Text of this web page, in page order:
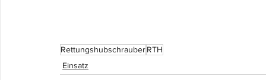
RettungshubschrauberRTH
Einsatz